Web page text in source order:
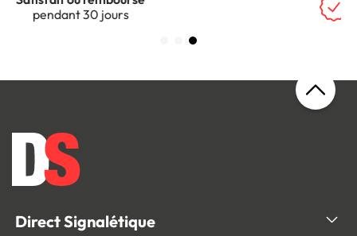
Direct Signalétique